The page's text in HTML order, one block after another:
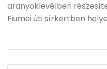
aranyoklevélben
Fiumei úti sírkertben